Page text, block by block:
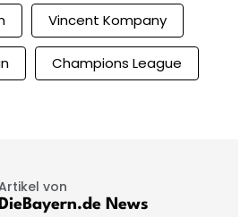
Vincent Kompany
Champions League
von
DieBayern.de News